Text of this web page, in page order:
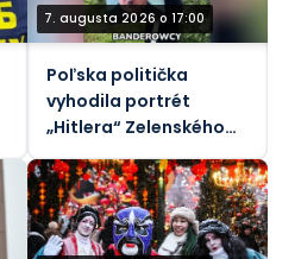
7. augusta 2026 o 17:00
Poľska politička
vyhodila portrét
„Hitlera“ Zelenského